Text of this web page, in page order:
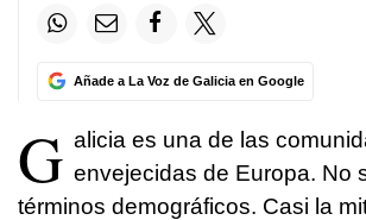
Añade a La Voz de Galicia en Google
G alicia es una de las
envejecidas de Europa. No
términos demográficos. Casi la